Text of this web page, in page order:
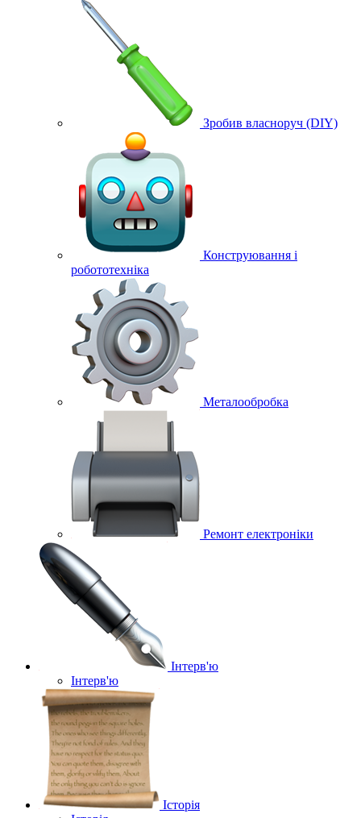
Зробив власноруч (DIY)
Конструювання і
робототехніка
Металообробка
Ремонт електроніки
Інтерв'ю
Інтерв'ю
Історія